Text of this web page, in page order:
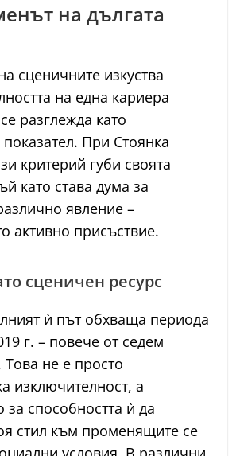
на дългата
сценичните изкуства
на една кариера
разглежда като
При Стоянка
критерий губи своята
като става дума за
явление –
активно присъствие.
сценичен ресурс
ѝ път обхваща периода
г. – повече от седем
Това не е просто
изключителност, а
за способността ѝ да
стил към променящите се